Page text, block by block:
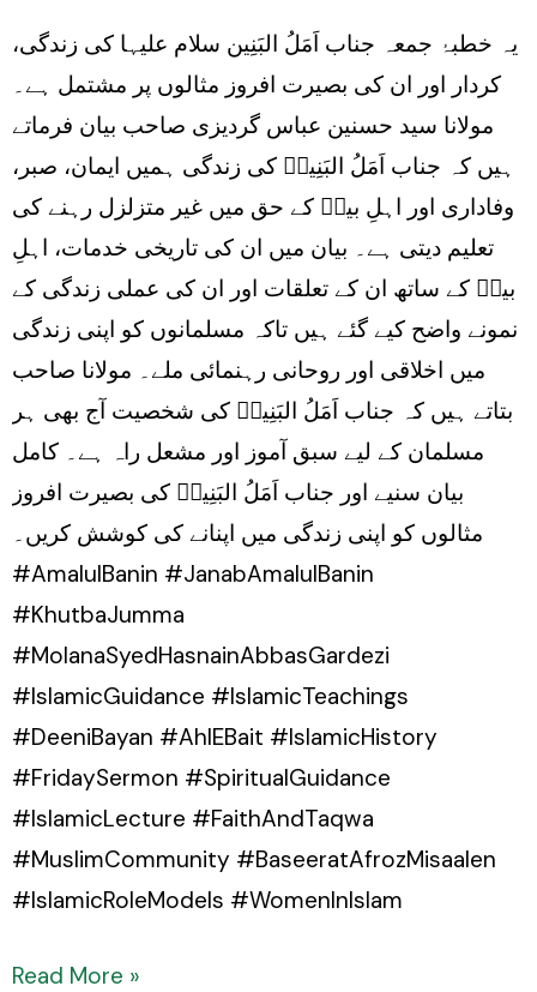
یہ خطبۂ جمعہ جناب اَمَلُ البَنِین سلام علیہا کی زندگی،
کردار اور ان کی بصیرت افروز مثالوں پر مشتمل ہے۔
مولانا سید حسنین عباس گردیزی صاحب بیان فرماتے
ہیں کہ جناب اَمَلُ البَنِینؑ کی زندگی ہمیں ایمان، صبر،
وفاداری اور اہلِ بیتؑ کے حق میں غیر متزلزل رہنے کی
تعلیم دیتی ہے۔ بیان میں ان کی تاریخی خدمات، اہلِ
بیتؑ کے ساتھ ان کے تعلقات اور ان کی عملی زندگی کے
نمونے واضح کیے گئے ہیں تاکہ مسلمانوں کو اپنی زندگی
میں اخلاقی اور روحانی رہنمائی ملے۔ مولانا صاحب
بتاتے ہیں کہ جناب اَمَلُ البَنِینؑ کی شخصیت آج بھی ہر
مسلمان کے لیے سبق آموز اور مشعل راہ ہے۔ کامل
بیان سنیے اور جناب اَمَلُ البَنِینؑ کی بصیرت افروز
مثالوں کو اپنی زندگی میں اپنانے کی کوشش کریں۔
#AmalulBanin #JanabAmalulBanin
#KhutbaJumma
#MolanaSyedHasnainAbbasGardezi
#IslamicGuidance #IslamicTeachings
#DeeniBayan #AhlEBait #IslamicHistory
#FridaySermon #SpiritualGuidance
#IslamicLecture #FaithAndTaqwa
#MuslimCommunity #BaseeratAfrozMisaalen
#IslamicRoleModels #WomenInIslam
Read More »